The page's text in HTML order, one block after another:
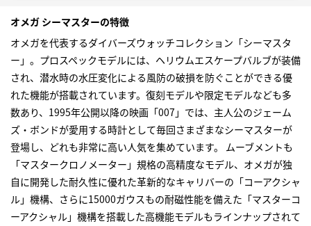
オメガ シーマスターの特徴
オメガを代表するダイバーズウォッチコレクション「シーマスタ
ー」。プロスペックモデルには、ヘリウムエスケープバルブが装備
され、潜水時の水圧変化による風防の破損を防ぐことができる優
れた機能が搭載されています。復刻モデルや限定モデルなども多
数あり、1995年公開以降の映画「007」では、主人公のジェーム
ズ・ボンドが愛用する時計として毎回さまざまなシーマスターが
登場し、どれも非常に高い人気を集めています。 ムーブメントも
「マスタークロノメーター」規格の高精度なモデル、オメガが独
自に開発した耐久性に優れた革新的なキャリバーの「コーアクシャ
ル」機構、さらに15000ガウスもの耐磁性能を備えた「マスターコ
ーアクシャル」機構を搭載した高機能モデルもラインナップされて